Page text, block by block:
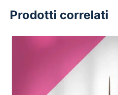
Prodotti correlati